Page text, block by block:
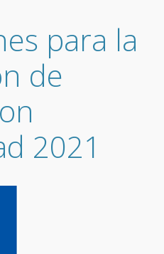
para la
de
2021